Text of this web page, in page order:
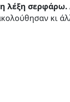
λέξη σερφάρω.
κι